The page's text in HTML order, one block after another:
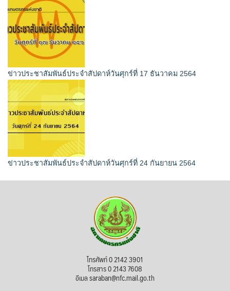
ข่าวประชาสัมพันธ์ประจำสัปดาห์วันศุกร์ที่ 17 ธันวาคม 2564
ข่าวประชาสัมพันธ์ประจำสัปดาห์วันศุกร์ที่ 24 กันยายน 2564
โทรศัพท์ 0 2142 3901
โทรสาร 0 2143 7608
อีเมล saraban@nfc.mail.go.th